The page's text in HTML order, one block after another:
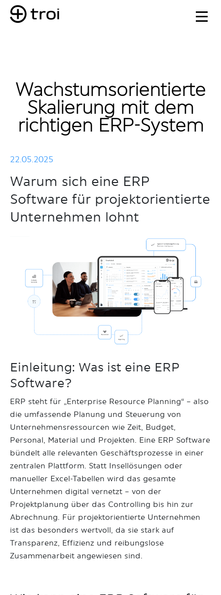
Wachstumsorientierte
Skalierung mit dem
richtigen ERP-System
22.05.2025
Warum sich eine ERP
Software für projektorientierte
Unternehmen lohnt
Einleitung: Was ist eine ERP
Software?
ERP steht für „Enterprise Resource Planning“ – also
die umfassende Planung und Steuerung von
Unternehmensressourcen wie Zeit, Budget,
Personal, Material und Projekten. Eine ERP Software
bündelt alle relevanten Geschäftsprozesse in einer
zentralen Plattform. Statt Insellösungen oder
manueller Excel-Tabellen wird das gesamte
Unternehmen digital vernetzt – von der
Projektplanung über das Controlling bis hin zur
Abrechnung. Für projektorientierte Unternehmen
ist das besonders wertvoll, da sie stark auf
Transparenz, Effizienz und reibungslose
Zusammenarbeit angewiesen sind.